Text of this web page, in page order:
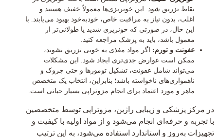
نقاط تزریق شود. این خونریزی‌ها معمولاً خفیف هستند و
اغلب، بدون نیاز به مراقبت خاص، خودبه‌خود بهبود می‌یابند. با
این حال، در صورتی که خونریزی شدید یا طولانی‌تر از
معمول باشد، باید به پزشک مراجعه کنید.
عفونت و تورم: اگر مواد مغذی به خوبی تزریق نشوند،
ممکن است عوارض جدی‌تری ایجاد شود. این مشکلات
می‌تواند شامل عفونت، تشکیل تومورها و حتی چروک و
ناهمواری‌های ناخواسته باشد؛ بنابراین، انتخاب یک متخصص
ماهر و مورد اعتماد برای انجام مزوتراپی بسیار حیاتی است.
در مرکز پزشکی و زیبایی راژین، مزوتراپی توسط متخصصین
با تجربه و حرفه‌ای انجام می‌شود و از مواد اولیه با کیفیت و
تجهیزات به‌روز و استاندارد استفاده می‌شود، به این ترتیب